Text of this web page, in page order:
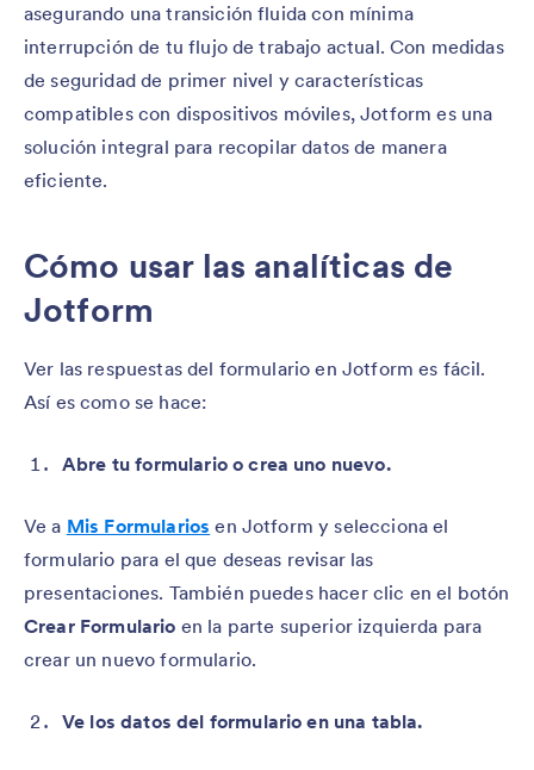
asegurando una transición fluida con mínima
interrupción de tu flujo de trabajo actual. Con medidas
de seguridad de primer nivel y características
compatibles con dispositivos móviles, Jotform es una
solución integral para recopilar datos de manera
eficiente.
Cómo usar las analíticas de
Jotform
Ver las respuestas del formulario en Jotform es fácil.
Así es como se hace:
Abre tu formulario o crea uno nuevo.
Ve a Mis Formularios en Jotform y selecciona el
formulario para el que deseas revisar las
presentaciones. También puedes hacer clic en el botón
Crear Formulario en la parte superior izquierda para
crear un nuevo formulario.
Ve los datos del formulario en una tabla.